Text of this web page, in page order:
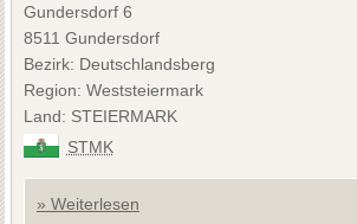
Gundersdorf 6
8511 Gundersdorf
Bezirk: Deutschlandsberg
Region: Weststeiermark
Land: STEIERMARK
STMK
» Weiterlesen